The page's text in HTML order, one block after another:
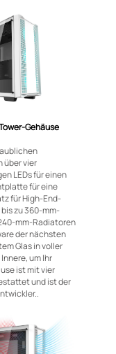
Gehäuse
über vier
LEDs für einen
für eine
für High-End-
zu 360-mm-
mm-Radiatoren
der nächsten
Glas in voller
um Ihr
ist mit vier
und ist der